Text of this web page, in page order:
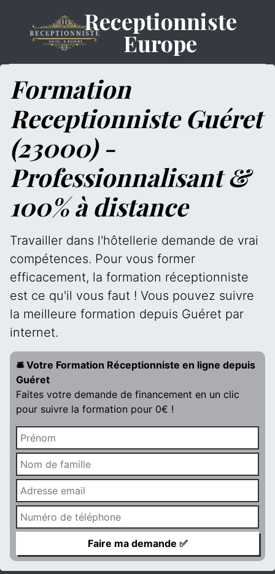
Receptionniste
Europe
Formation
Receptionniste Guéret
(23000) -
Professionnalisant &
100% à distance
Travailler dans l'hôtellerie demande de vrai
compétences. Pour vous former
efficacement, la formation réceptionniste
est ce qu'il vous faut ! Vous pouvez suivre
la meilleure formation depuis Guéret par
internet.
🛎️ Votre Formation Réceptionniste en ligne depuis
Guéret
Faites votre demande de financement en un clic
pour suivre la formation pour 0€ !